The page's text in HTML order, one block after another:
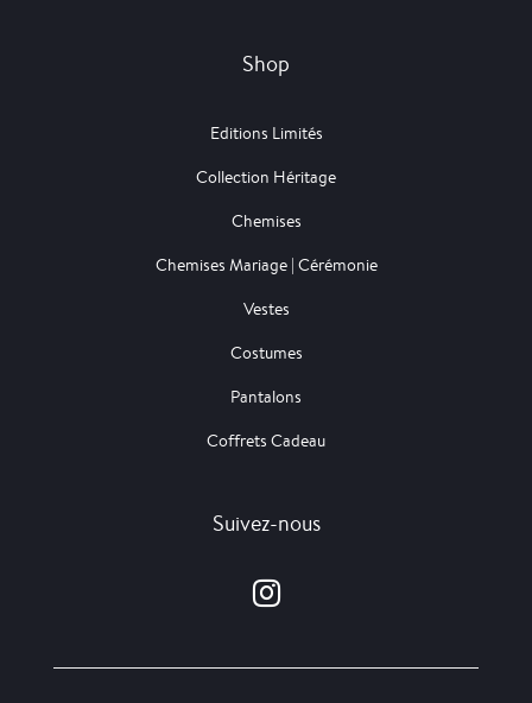
Shop
Editions Limités
Collection Héritage
Chemises
Chemises Mariage | Cérémonie
Vestes
Costumes
Pantalons
Coffrets Cadeau
Suivez-nous